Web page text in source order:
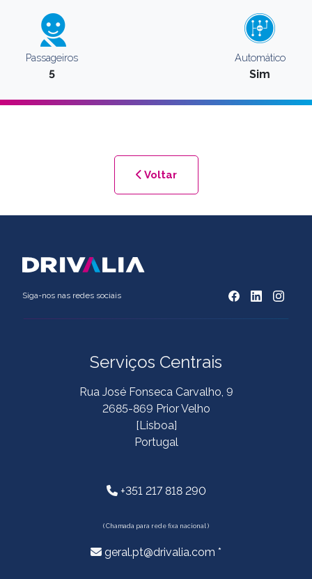
Passageiros
5
Automático
Sim
Voltar
Siga-nos nas redes sociais
Serviços Centrais
Rua José Fonseca Carvalho, 9
2685-869 Prior Velho
[Lisboa]
Portugal
+351 217 818 290
( Chamada para rede fixa nacional )
geral.pt@drivalia.com *